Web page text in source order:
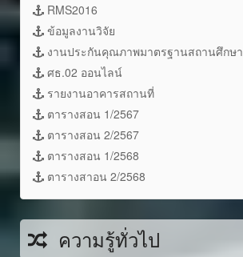
RMS2016
ข้อมูลงานวิจัย
งานประกันคุณภาพมาตรฐานสถานศึกษา
ศธ.02 ออนไลน์
รายงานอาคารสถานที่
ตารางสอน 1/2567
ตารางสอน 2/2567
ตารางสอน 1/2568
ตารางสาอน 2/2568
ความรู้ทั่วไป